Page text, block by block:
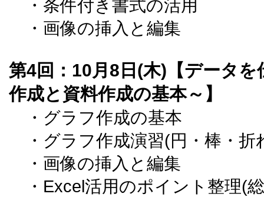
・条件付き書式の活用
・画像の挿入と編集
第4回：10月8日(木)【データ
作成と資料作成の基本～】
・グラフ作成の基本
・グラフ作成演習(円・棒・
・画像の挿入と編集
・Excel活用のポイント整理(